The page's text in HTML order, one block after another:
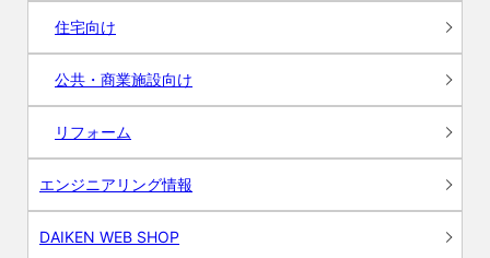
住宅向け
公共・商業施設向け
リフォーム
エンジニアリング情報
DAIKEN WEB SHOP